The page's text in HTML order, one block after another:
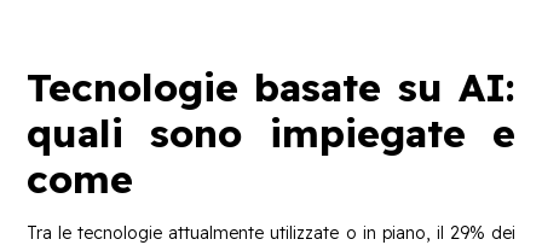
Tecnologie basate su AI:
quali sono impiegate e
come
Tra le tecnologie attualmente utilizzate o in piano, il 29% dei